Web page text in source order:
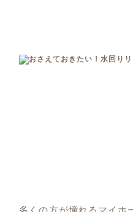
多くの方が憧れるマイホ